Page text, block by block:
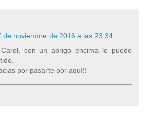
de noviembre de 2016 a las 23:34
con un abrigo encima le puedo
por pasarte por aquí!!